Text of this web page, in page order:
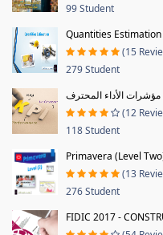
99 Student
Quantities Estimation
(15
279 Student
الأداء المحترف
(12
118 Student
Primavera (Level
(13
276 Student
FIDIC 2017 -